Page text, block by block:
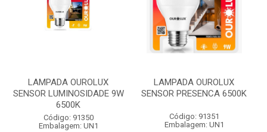
LAMPADA OUROLUX
SENSOR LUMINOSIDADE 9W
6500K
Código: 91350
Embalagem: UN1
LAMPADA OUROLUX
SENSOR PRESENCA 6500K
Código: 91351
Embalagem: UN1